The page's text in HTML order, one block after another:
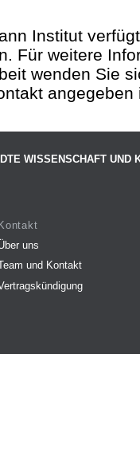
Institut
Für weitere
wenden Sie
WISSENSCHAFT UND
uns
und Kontakt